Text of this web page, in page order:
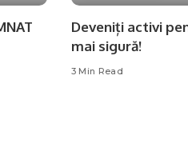
Deveniți activi
mai sigură!
3 Min Read